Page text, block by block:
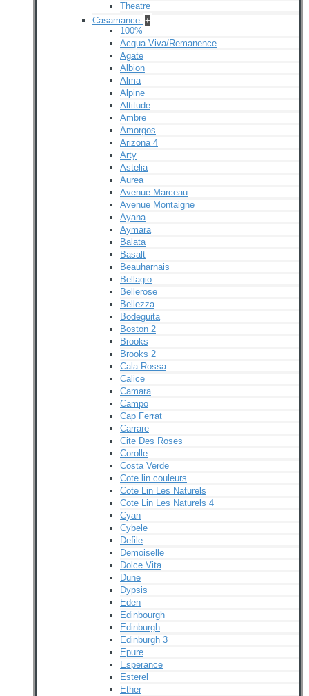
Theatre
Casamance +
100%
Acqua Viva/Remanence
Agate
Albion
Alma
Alpine
Altitude
Ambre
Amorgos
Arizona 4
Arty
Astelia
Aurea
Avenue Marceau
Avenue Montaigne
Ayana
Aymara
Balata
Basalt
Beauharnais
Bellagio
Bellerose
Bellezza
Bodeguita
Boston 2
Brooks
Brooks 2
Cala Rossa
Calice
Camara
Campo
Cap Ferrat
Carrare
Cite Des Roses
Corolle
Costa Verde
Cote lin couleurs
Cote Lin Les Naturels
Cote Lin Les Naturels 4
Cyan
Cybele
Defile
Demoiselle
Dolce Vita
Dune
Dypsis
Eden
Edinbourgh
Edinburgh
Edinburgh 3
Epure
Esperance
Esterel
Ether